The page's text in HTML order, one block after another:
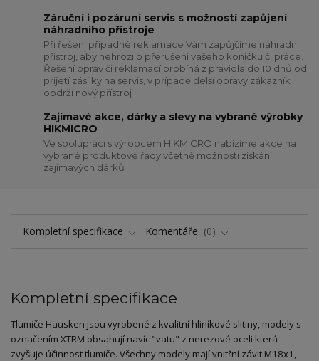
Záruční i pozáruní servis s možností zapůjení
náhradního přístroje
Při řešení případné reklamace Vám zapůjčíme náhradní
přístroj, aby nehrozilo přerušení vašeho koníčku či práce.
Řešení oprav či reklamací probíhá z pravidla do 10 dnů od
přijetí zásilky na servis, v případě delší opravy zákazník
obdrží nový přístroj
Zajímavé akce, dárky a slevy na vybrané výrobky
HIKMICRO
Ve spolupráci s výrobcem HIKMICRO nabízíme akce na
vybrané produktové řady včetně možnosti získání
zajímavých dárků
Kompletní specifikace Komentáře 0
Kompletní specifikace
Tlumiče Hausken jsou vyrobené z kvalitní hliníkové slitiny, modely s
označením XTRM obsahují navíc "vatu" z nerezové oceli která
zvyšuje účinnost tlumiče. Všechny modely mají vnitřní závit M18x1,